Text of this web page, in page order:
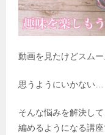
動画を見たけどスム
思うようにいかない…
そんな悩みを解決し
編めるようになる講座